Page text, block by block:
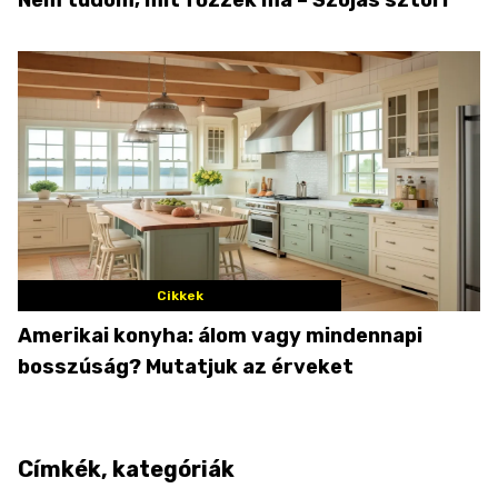
Cikkek
Amerikai konyha: álom vagy mindennapi
bosszúság? Mutatjuk az érveket
Címkék, kategóriák